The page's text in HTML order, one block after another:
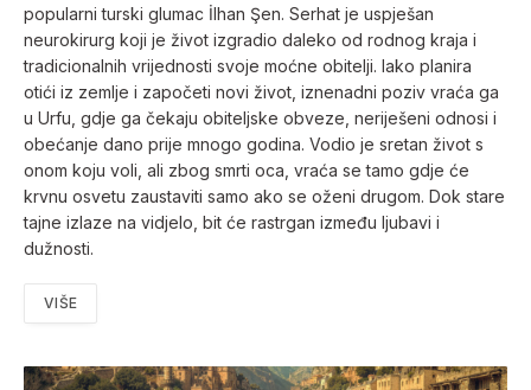
popularni turski glumac İlhan Şen. Serhat je uspješan
neurokirurg koji je život izgradio daleko od rodnog kraja i
tradicionalnih vrijednosti svoje moćne obitelji. Iako planira
otići iz zemlje i započeti novi život, iznenadni poziv vraća ga
u Urfu, gdje ga čekaju obiteljske obveze, neriješeni odnosi i
obećanje dano prije mnogo godina. Vodio je sretan život s
onom koju voli, ali zbog smrti oca, vraća se tamo gdje će
krvnu osvetu zaustaviti samo ako se oženi drugom. Dok stare
tajne izlaze na vidjelo, bit će rastrgan između ljubavi i
dužnosti.
VIŠE